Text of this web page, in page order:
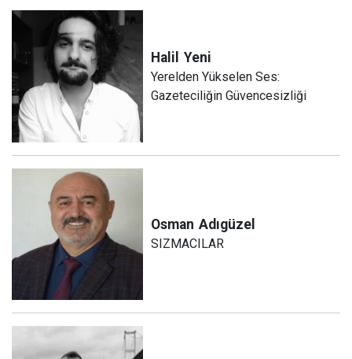
Halil Yeni
Yerelden Yükselen Ses:
Gazeteciliğin Güvencesizliği
Osman Adıgüzel
SIZMACILAR